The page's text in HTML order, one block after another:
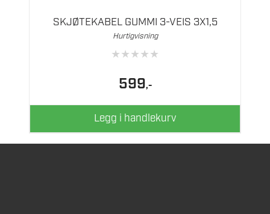
SKJØTEKABEL GUMMI 3-VEIS 3X1,5
Hurtigvisning
★★★★★
599,-
Legg i handlekurv